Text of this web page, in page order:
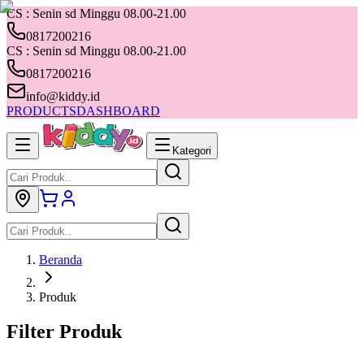
CS : Senin sd Minggu 08.00-21.00
0817200216
CS : Senin sd Minggu 08.00-21.00
0817200216
info@kiddy.id
PRODUCTSDASHBOARD
Kategori
Beranda
Produk
Filter Produk